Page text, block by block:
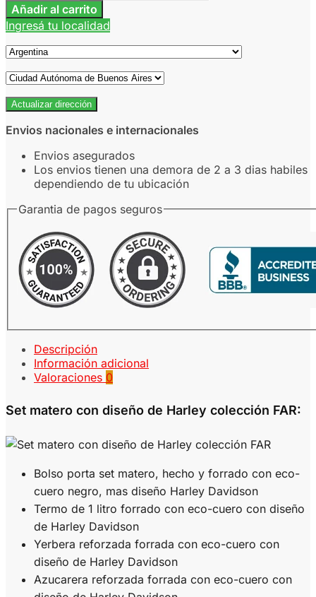
Añadir al carrito
Ingresá tu localidad
Actualizar dirección
Envios nacionales e internacionales
Envios asegurados
Los envios tienen una demora de 2 a 3 dias habiles
dependiendo de tu ubicación
Garantia de pagos seguros
Descripción
Información adicional
Valoraciones 0
Set matero con diseño de Harley colección FAR:
Bolso porta set matero, hecho y forrado con eco-
cuero negro, mas diseño Harley Davidson
Termo de 1 litro forrado con eco-cuero con diseño
de Harley Davidson
Yerbera reforzada forrada con eco-cuero con
diseño de Harley Davidson
Azucarera reforzada forrada con eco-cuero con